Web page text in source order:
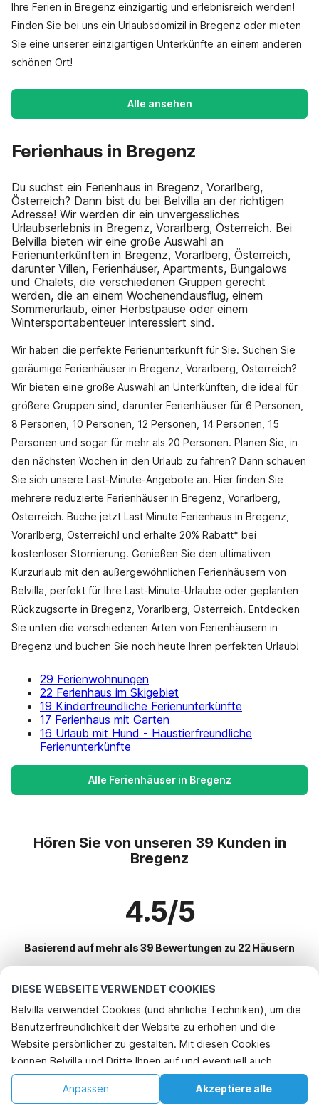
DIESE WEBSEITE VERWENDET COOKIES
Belvilla verwendet Cookies (und ähnliche Techniken), um die
Benutzerfreundlichkeit der Website zu erhöhen und die
Website persönlicher zu gestalten. Mit diesen Cookies
können Belvilla und Dritte Ihnen auf und eventuell auch
außerhalb unserer Website folgen, um Werbung Ihren
Interessen anzupassen und das Teilen von Informationen über
Akzeptiere alle
Anpassen
Ihre Ferien in Bregenz einzigartig und erlebnisreich werden!
Finden Sie bei uns ein Urlaubsdomizil in Bregenz oder mieten
Sie eine unserer einzigartigen Unterkünfte an einem anderen
schönen Ort!
Alle ansehen
Ferienhaus in Bregenz
Du suchst ein Ferienhaus in Bregenz, Vorarlberg,
Österreich? Dann bist du bei Belvilla an der richtigen
Adresse! Wir werden dir ein unvergessliches
Urlaubserlebnis in Bregenz, Vorarlberg, Österreich. Bei
Belvilla bieten wir eine große Auswahl an
Ferienunterkünften in Bregenz, Vorarlberg, Österreich,
darunter Villen, Ferienhäuser, Apartments, Bungalows
und Chalets, die verschiedenen Gruppen gerecht
werden, die an einem Wochenendausflug, einem
Sommerurlaub, einer Herbstpause oder einem
Wintersportabenteuer interessiert sind.
Wir haben die perfekte Ferienunterkunft für Sie. Suchen Sie
geräumige Ferienhäuser in Bregenz, Vorarlberg, Österreich?
Wir bieten eine große Auswahl an Unterkünften, die ideal für
größere Gruppen sind, darunter Ferienhäuser für 6 Personen,
8 Personen, 10 Personen, 12 Personen, 14 Personen, 15
Personen und sogar für mehr als 20 Personen. Planen Sie, in
den nächsten Wochen in den Urlaub zu fahren? Dann schauen
Sie sich unsere Last-Minute-Angebote an. Hier finden Sie
mehrere reduzierte Ferienhäuser in Bregenz, Vorarlberg,
Österreich. Buche jetzt Last Minute Ferienhaus in Bregenz,
Vorarlberg, Österreich! und erhalte 20% Rabatt* bei
kostenloser Stornierung. Genießen Sie den ultimativen
Kurzurlaub mit den außergewöhnlichen Ferienhäusern von
Belvilla, perfekt für Ihre Last-Minute-Urlaube oder geplanten
Rückzugsorte in Bregenz, Vorarlberg, Österreich. Entdecken
Sie unten die verschiedenen Arten von Ferienhäusern in
Bregenz und buchen Sie noch heute Ihren perfekten Urlaub!
29 Ferienwohnungen
22 Ferienhaus im Skigebiet
19 Kinderfreundliche Ferienunterkünfte
17 Ferienhaus mit Garten
16 Urlaub mit Hund - Haustierfreundliche
Ferienunterkünfte
Alle Ferienhäuser in Bregenz
Hören Sie von unseren 39 Kunden in
Bregenz
4.5/5
Basierend auf mehr als 39 Bewertungen zu 22 Häusern
Beliebteste Reiseziele für Urlaub
Top-Städte mit Top-Annehmlichkeiten für den Urlaub
Ferienhaus im Skigebiet riezlern-kleinwalsertal
Ferienhaus im Skigebiet warth
Ferienhaus im Skigebiet hirschegg
Beliebte Ausstattungen für Urlaub in Bregenz
Ferienwohnungen
Beliebte Städte für den Urlaub in Vorarlberg
Telefonisch buchen
Startseite Wunschliste Buchungen Konto